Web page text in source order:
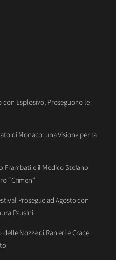
Esplosivo, Proseguono le
di Monaco: una Visione per la
Frambati e il Medico Stefano
“Crimen”
Prosegue ad Agosto con
Pausini
Nozze di Ranieri e Grace: